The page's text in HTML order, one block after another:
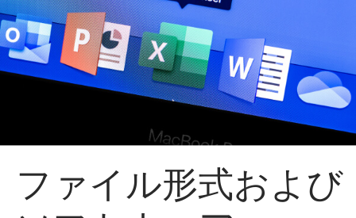
ファイル形式および